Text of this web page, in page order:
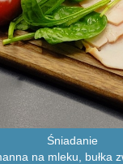
Śniadanie
na mleku, bułka